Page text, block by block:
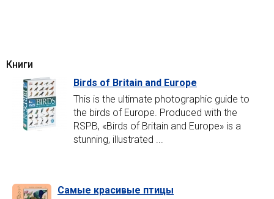
Книги
Birds of Britain and Europe
This is the ultimate photographic guide to
the birds of Europe. Produced with the
RSPB, «Birds of Britain and Europe» is a
stunning, illustrated ...
Самые красивые птицы